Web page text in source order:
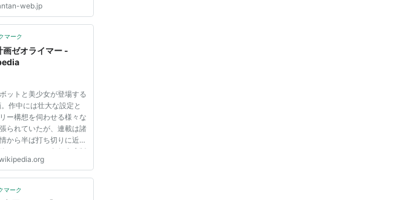
web.jp
マーク
画ゼオライマー -
ットと美少女が登場する
作中には壮大な設定と
ー構想を伺わせる様々な
られていたが、連載は諸
から半ば打ち切りに近い
了している。久保書店版
化に当たっては、連載時
期の連載部分の一部は完
マーク